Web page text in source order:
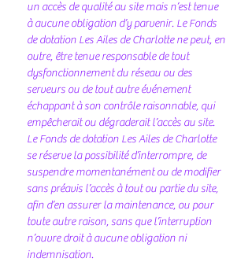
un accès de qualité au site mais n’est tenue
à aucune obligation d’y parvenir. Le Fonds
de dotation Les Ailes de Charlotte ne peut, en
outre, être tenue responsable de tout
dysfonctionnement du réseau ou des
serveurs ou de tout autre événement
échappant à son contrôle raisonnable, qui
empêcherait ou dégraderait l’accès au site.
Le Fonds de dotation Les Ailes de Charlotte
se réserve la possibilité d’interrompre, de
suspendre momentanément ou de modifier
sans préavis l’accès à tout ou partie du site,
afin d’en assurer la maintenance, ou pour
toute autre raison, sans que l’interruption
n’ouvre droit à aucune obligation ni
indemnisation.